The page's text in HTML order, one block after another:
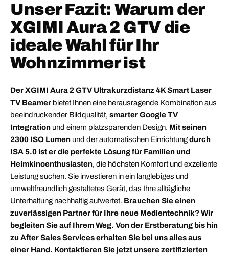
Unser Fazit: Warum der
XGIMI Aura 2 GTV die
ideale Wahl für Ihr
Wohnzimmer ist
Der XGIMI Aura 2 GTV Ultrakurzdistanz 4K Smart Laser
TV Beamer bietet Ihnen eine herausragende Kombination aus
beeindruckender Bildqualität, smarter Google TV
Integration und einem platzsparenden Design. Mit seinen
2300 ISO Lumen und der automatischen Einrichtungdurch
ISA 5.0 ist er die perfekte Lösung für Familien und
Heimkinoenthusiasten, die höchsten Komfort und exzellente
Leistung suchen. Sie investieren in ein langlebiges und
umweltfreundlich gestaltetes Gerät, das Ihre alltägliche
Unterhaltung nachhaltig aufwertet. Brauchen Sie einen
zuverlässigen Partner für Ihre neue Medientechnik? Wir
begleiten Sie auf Ihrem Weg. Von der Erstberatung bis hin
zu After Sales Services erhalten Sie bei uns alles aus
einer Hand. Kontaktieren Sie jetzt unsere zertifizierten